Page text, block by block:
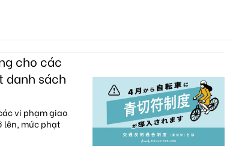
cho các
danh sách
vi phạm giao
lên, mức phạt